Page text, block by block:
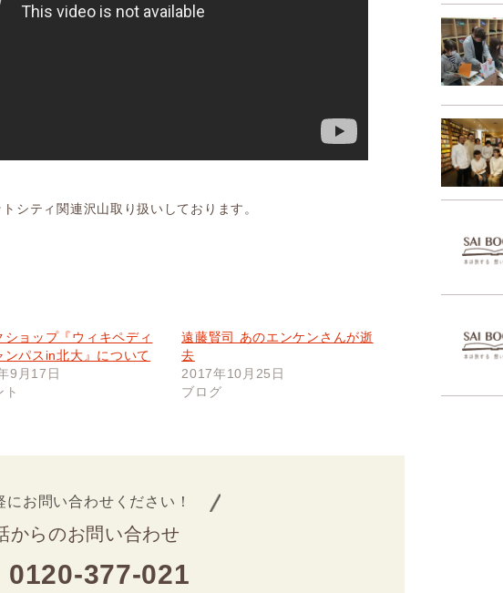
シティ関連沢山取り扱いしております。
ショップ『ウィキペディ
ンパスin北大』について
9月17日
ト
遠藤賢司 あのエンケンさんが逝
去
2017年10月25日
ブログ
にお問い合わせください！
からのお問い合わせ
0120-377-021